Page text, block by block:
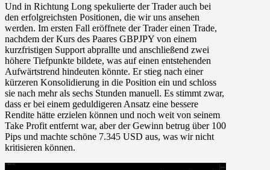
Und in Richtung Long spekulierte der Trader auch bei
den erfolgreichsten Positionen, die wir uns ansehen
werden. Im ersten Fall eröffnete der Trader einen Trade,
nachdem der Kurs des Paares GBPJPY von einem
kurzfristigen Support abprallte und anschließend zwei
höhere Tiefpunkte bildete, was auf einen entstehenden
Aufwärtstrend hindeuten könnte. Er stieg nach einer
kürzeren Konsolidierung in die Position ein und schloss
sie nach mehr als sechs Stunden manuell. Es stimmt zwar,
dass er bei einem geduldigeren Ansatz eine bessere
Rendite hätte erzielen können und noch weit von seinem
Take Profit entfernt war, aber der Gewinn betrug über 100
Pips und machte schöne 7.345 USD aus, was wir nicht
kritisieren können.